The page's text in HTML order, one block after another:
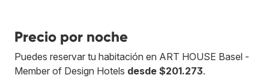
Precio por noche
Puedes reservar tu habitación en ART HOUSE Basel -
Member of Design Hotels desde $201.273.